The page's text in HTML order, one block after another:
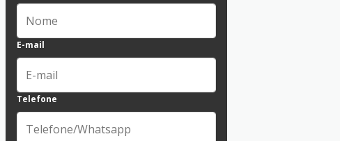
E-mail
Telefone